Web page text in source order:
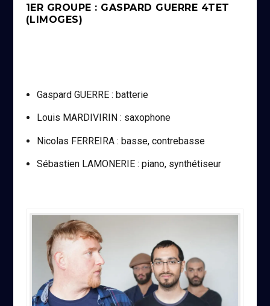
1ER GROUPE : GASPARD GUERRE 4TET
(LIMOGES)
Gaspard GUERRE : batterie
Louis MARDIVIRIN : saxophone
Nicolas FERREIRA : basse, contrebasse
Sébastien LAMONERIE : piano, synthétiseur